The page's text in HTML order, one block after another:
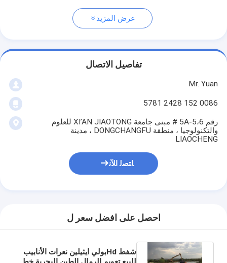
عرض المزيد
تفاصيل الاتصال
Mr. Yuan
0086 152 2428 5781
رقم 5A-5،6 # مبنى جامعة XI’AN JIAOTONG للعلوم
والتكنولوجيا ، منطقة DONGCHANGFU ، مدينة
LIAOCHENG
ﺎﺘﺼﻟ ﺍﻶﻧ
احصل على افضل سعر ل
شفط Hdبولي ايثيلين نعرات الأنابيب